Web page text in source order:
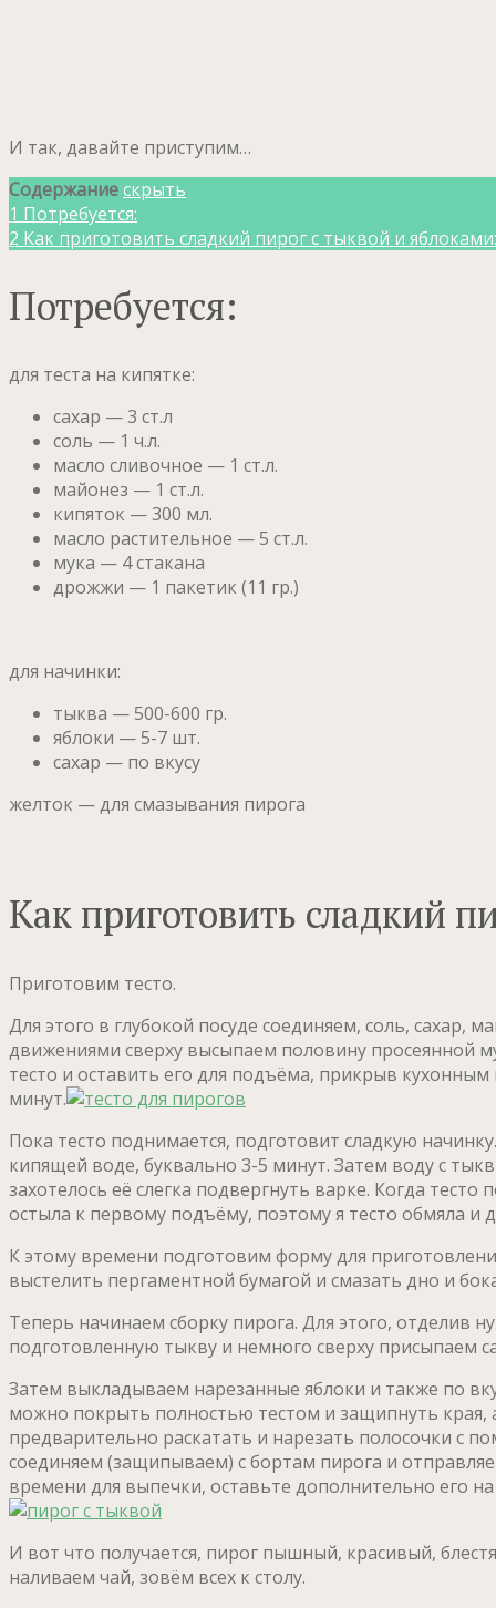
И так, давайте приступим…
Содержаниескрыть
1 Потребуется:
2 Как приготовить сладкий пирог с тыквой и яблоками:
Потребуется:
для теста на кипятке:
сахар — 3 ст.л
соль — 1 ч.л.
масло сливочное — 1 ст.л.
майонез — 1 ст.л.
кипяток — 300 мл.
масло растительное — 5 ст.л.
мука — 4 стакана
дрожжи — 1 пакетик (11 гр.)
для начинки:
тыква — 500-600 гр.
яблоки — 5-7 шт.
сахар — по вкусу
желток — для смазывания пирога
Как приготовить сладкий
Приготовим тесто.
Для этого в глубокой посуде соединяем, соль,
движениями сверху высыпаем половину просеянной
тесто и оставить его для подъёма, прикрыв кухонным
минут.
Пока тесто поднимается, подготовит сладкую
кипящей воде, буквально 3-5 минут. Затем воду с
захотелось её слегка подвергнуть варке. Когда
остыла к первому подъёму, поэтому я тесто обмяла и
К этому времени подготовим форму для
выстелить пергаментной бумагой и смазать дно и
Теперь начинаем сборку пирога. Для этого, отделив
подготовленную тыкву и немного сверху присыпаем
Затем выкладываем нарезанные яблоки и также по
можно покрыть полностью тестом и защипнуть края,
предварительно раскатать и нарезать полосочки с
соединяем (защипываем) с бортам пирога и
времени для выпечки, оставьте дополнительно его
И вот что получается, пирог пышный, красивый,
наливаем чай, зовём всех к столу.